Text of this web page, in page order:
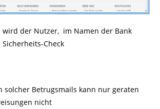
wird der Nutzer, im Namen der Bank
Check
solcher Betrugsmails kann nur geraten
nicht